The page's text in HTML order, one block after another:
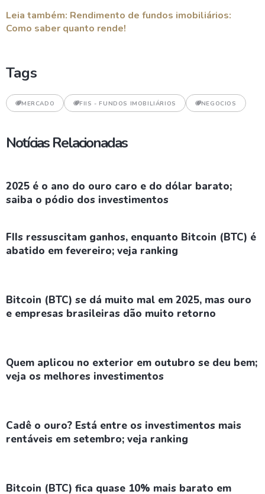
Leia também: Rendimento de fundos imobiliários:
Como saber quanto rende!
Tags
MERCADO FIIS - FUNDOS IMOBILIÁRIOS NEGOCIOS
Notícias Relacionadas
2025 é o ano do ouro caro e do dólar barato;
saiba o pódio dos investimentos
FIIs ressuscitam ganhos, enquanto Bitcoin (BTC) é
abatido em fevereiro; veja ranking
Bitcoin (BTC) se dá muito mal em 2025, mas ouro
e empresas brasileiras dão muito retorno
Quem aplicou no exterior em outubro se deu bem;
veja os melhores investimentos
Cadê o ouro? Está entre os investimentos mais
rentáveis em setembro; veja ranking
Bitcoin (BTC) fica quase 10% mais barato em